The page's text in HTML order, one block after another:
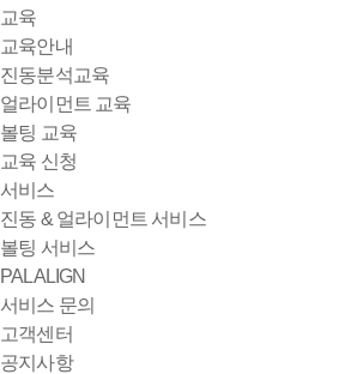
교육
교육안내
진동분석교육
얼라이먼트 교육
볼팅 교육
교육 신청
서비스
진동 & 얼라이먼트 서비스
볼팅 서비스
PALALIGN
서비스 문의
고객센터
공지사항